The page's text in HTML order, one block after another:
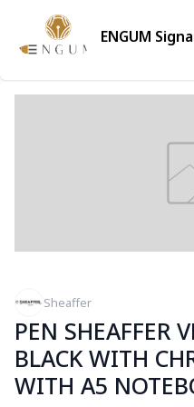
ENGUM
Sheaffer
PEN SHEAFFER
BLACK WITH
WITH A5